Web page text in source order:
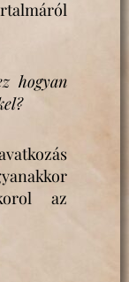
hogyan
az